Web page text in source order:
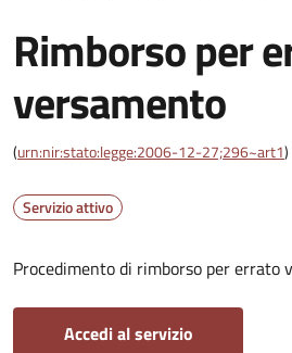
Rimborso per
versamento
(urn:nir:stato:legge:2006-12-27;296~art1)
Servizio attivo
Procedimento di rimborso per errato
Accedi al servizio